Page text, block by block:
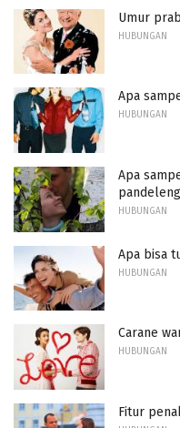
Umur
HUBUNGAN
Apa
HUBUNGAN
Apa
HUBUNGAN
Apa bisa
HUBUNGAN
Carane
HUBUNGAN
Fitur